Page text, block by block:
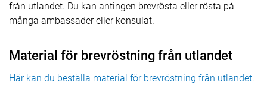
från utlandet. Du kan antingen brevrösta eller rösta på
många ambassader eller konsulat.
Material för brevröstning från utlandet
Här kan du beställa material för brevröstning från utlandet.